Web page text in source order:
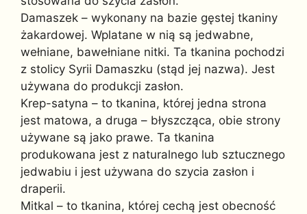
Damaszek – wykonany na bazie gęstej tkaniny
żakardowej. Wplatane w nią są jedwabne,
wełniane, bawełniane nitki. Ta tkanina pochodzi
z stolicy Syrii Damaszku (stąd jej nazwa). Jest
używana do produkcji zasłon.
Krep-satyna – to tkanina, której jedna strona
jest matowa, a druga – błyszcząca, obie strony
używane są jako prawe. Ta tkanina
produkowana jest z naturalnego lub sztucznego
jedwabiu i jest używana do szycia zasłon i
draperii.
Mitkal – to tkanina, której cechą jest obecność